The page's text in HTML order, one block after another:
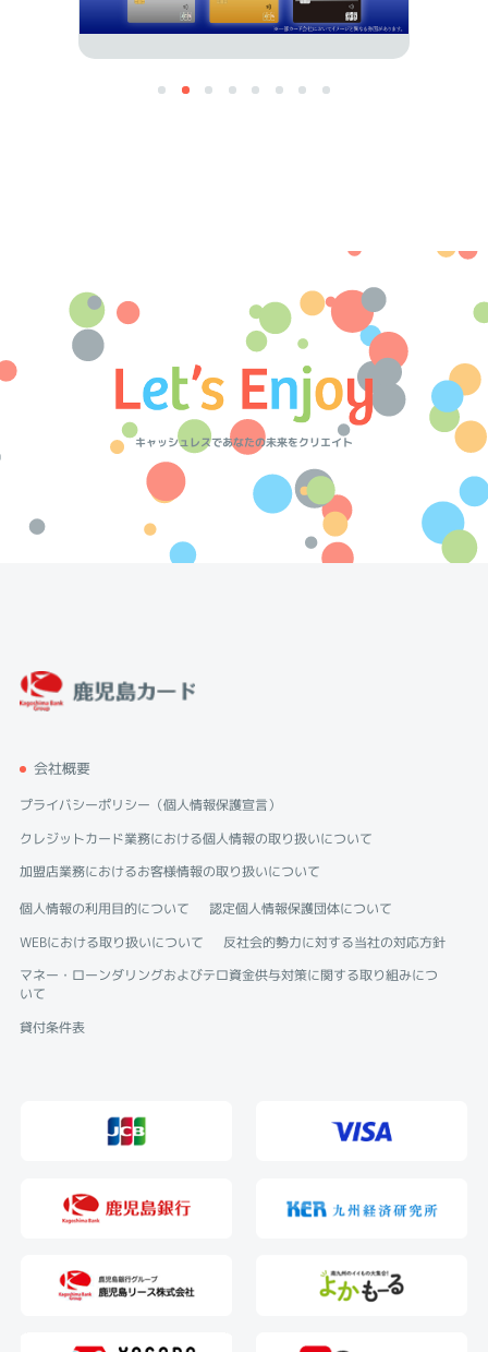
キャッシュレスであなたの未来をクリエイト
会社概要
プライバシーポリシー（個人情報保護宣言）
クレジットカード業務における個人情報の取り扱いについて
加盟店業務におけるお客様情報の取り扱いについて
個人情報の利用目的について
認定個人情報保護団体について
WEBにおける取り扱いについて
反社会的勢力に対する当社の対応方針
マネー・ローンダリングおよびテロ資金供与対策に関する取り組みにつ
いて
貸付条件表